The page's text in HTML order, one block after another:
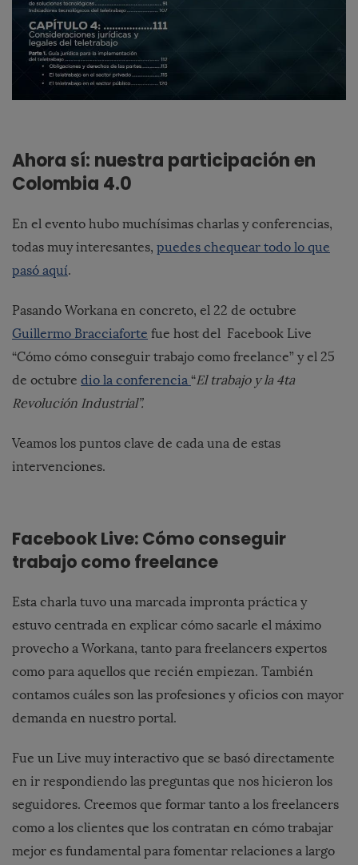
Ahora sí: nuestra participación en
Colombia 4.0
En el evento hubo muchísimas charlas y conferencias,
todas muy interesantes, puedes chequear todo lo que
pasó aquí.
Pasando Workana en concreto, el 22 de octubre
Guillermo Bracciaforte fue host del Facebook Live
“Cómo cómo conseguir trabajo como freelance” y el 25
de octubre dio la conferencia “El trabajo y la 4ta
Revolución Industrial”.
Veamos los puntos clave de cada una de estas
intervenciones.
Facebook Live: Cómo conseguir
trabajo como freelance
Esta charla tuvo una marcada impronta práctica y
estuvo centrada en explicar cómo sacarle el máximo
provecho a Workana, tanto para freelancers expertos
como para aquellos que recién empiezan. También
contamos cuáles son las profesiones y oficios con mayor
demanda en nuestro portal.
Fue un Live muy interactivo que se basó directamente
en ir respondiendo las preguntas que nos hicieron los
seguidores. Creemos que formar tanto a los freelancers
como a los clientes que los contratan en cómo trabajar
mejor es fundamental para fomentar relaciones a largo